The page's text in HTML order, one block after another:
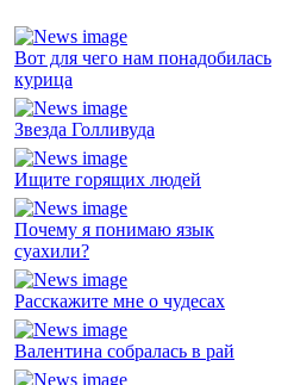
Вот для чего нам понадобилась
курица
Звезда Голливуда
Ищите горящих людей
Почему я понимаю язык
суахили?
Расскажите мне о чудесах
Валентина собралась в рай